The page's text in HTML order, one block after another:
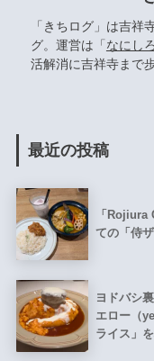
「きちログ」は吉祥
グ。運営は「 なにし
活解消に吉祥寺まで
最近の投稿
「Rojiura
ての「侍
ヨドバシ
エロー（
ライス」